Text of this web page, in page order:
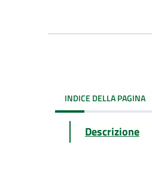
INDICE DELLA PAGINA
Descrizione